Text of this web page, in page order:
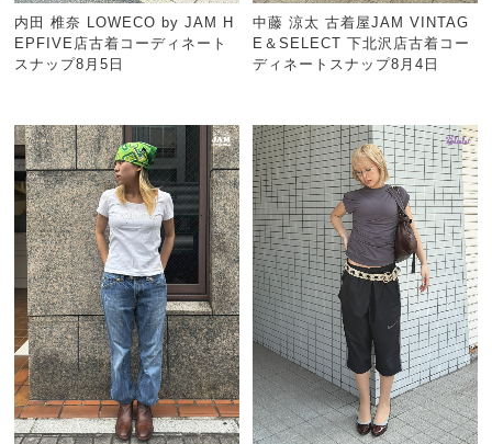
内田 椎奈 LOWECO by JAM H
EPFIVE店古着コーディネート
スナップ8月5日
中藤 涼太 古着屋JAM VINTAG
E＆SELECT 下北沢店古着コー
ディネートスナップ8月4日